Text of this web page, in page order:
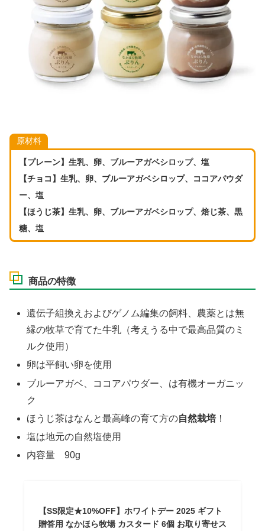
原材料
【プレーン】生乳、卵、ブルーアガベシロップ、塩
【チョコ】生乳、卵、ブルーアガベシロップ、ココアパウダ
ー、塩
【ほうじ茶】生乳、卵、ブルーアガベシロップ、焙じ茶、黒
糖、塩
商品の特徴
遺伝子組換えおよびゲノム編集の飼料、農薬とは無
縁の牧草で育てた牛乳（考えうる中で最高品質のミ
ルク使用）
卵は平飼い卵を使用
ブルーアガベ、ココアパウダー、は有機オーガニッ
ク
ほうじ茶はなんと最高峰の育て方の自然栽培！
塩は地元の自然塩使用
内容量 90g
【SS限定★10%OFF】ホワイトデー 2025 ギフト
贈答用 なかほら牧場 カスタード 6個 お取り寄せス